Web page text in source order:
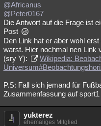
@Africanus
@Peter0167
Die Antwort auf die Frage ist
Post
Den Link hat er aber wohl
warst. Hier nochmal nen Link
(sry Y):
Wikipedia:
P.S: Fall sich jemand für
Zusammenfassung auf sport1
yukterez
ehemaliges Mitglied